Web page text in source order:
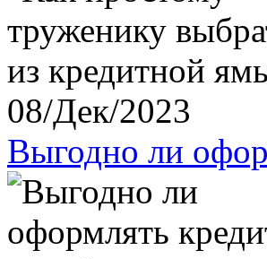
08/Дек/2023
Выгодно ли